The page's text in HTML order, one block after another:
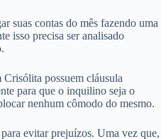
suas contas do mês fazendo uma
isso precisa ser analisado
possuem cláusula
para que o inquilino seja o
nenhum cômodo do mesmo.
evitar prejuízos. Uma vez que,